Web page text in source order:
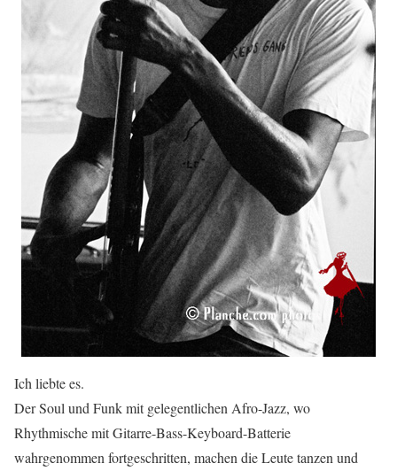
Ich liebte es.
Der Soul und Funk mit gelegentlichen Afro-Jazz, wo
Rhythmische mit Gitarre-Bass-Keyboard-Batterie
wahrgenommen fortgeschritten, machen die Leute tanzen und